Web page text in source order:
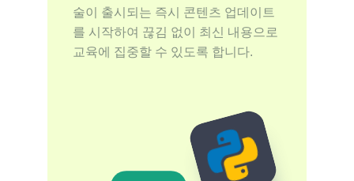
술이 출시되는 즉시 콘텐츠 업데이트
를 시작하여 끊김 없이 최신 내용으로
교육에 집중할 수 있도록 합니다.